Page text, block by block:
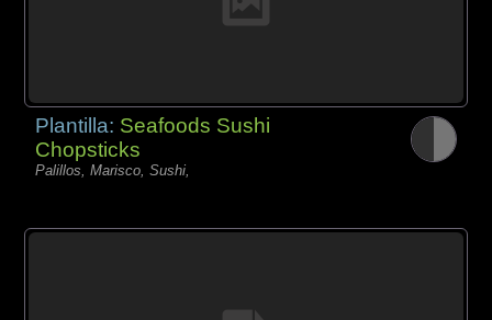
Plantilla: Seafoods Sushi
Chopsticks
Palillos, Marisco, Sushi,